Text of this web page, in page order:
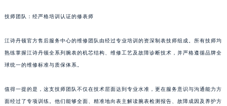
技师团队：经严格培训认证的修表师
江诗丹顿官方售后服务中心的维修团队由经过专业培训的资深制表技师组成。所有技师均
熟练掌握江诗丹顿全系列腕表的机芯结构、维修工艺及故障诊断技术，并严格遵循品牌全
球统一的维修标准与质保体系。
值得一提的是，这支技师团队不仅在技术层面达到专业水准，更在服务意识与沟通能力方
面经过了专项训练。他们能够全面、精准地向表主解读腕表检测报告、故障成因及养护方